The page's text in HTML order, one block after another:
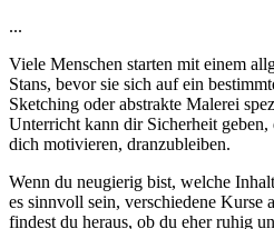
...
Viele Menschen starten mit einem
Stans, bevor sie sich auf ein
Sketching oder abstrakte Malerei
Unterricht kann dir Sicherheit
dich motivieren, dranzubleiben.
Wenn du neugierig bist, welche
es sinnvoll sein, verschiedene Kurse
findest du heraus, ob du eher ruhig